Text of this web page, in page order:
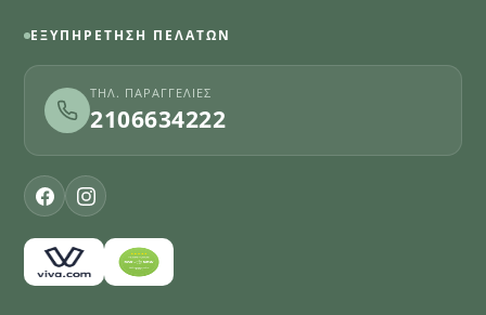
ΕΞΥΠΗΡΈΤΗΣΗ ΠΕΛΑΤΏΝ
ΤΗΛ. ΠΑΡΑΓΓΕΛΊΕΣ
2106634222